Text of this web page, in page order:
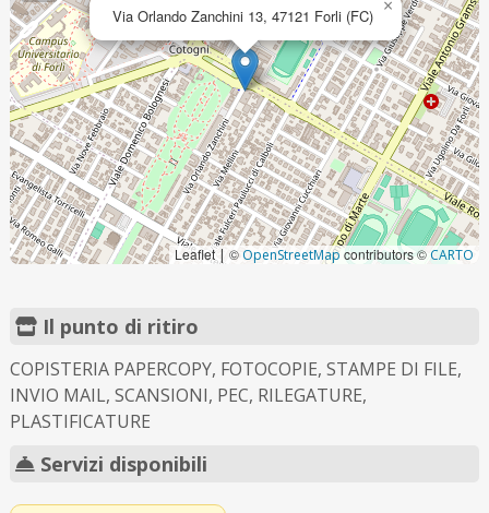
Via Orlando Zanchini 13, 47121 Forli (FC) ×
Leaflet | © OpenStreetMapcontributors ©CARTO
Il punto di ritiro
COPISTERIA PAPERCOPY, FOTOCOPIE, STAMPE DI FILE,
INVIO MAIL, SCANSIONI, PEC, RILEGATURE,
PLASTIFICATURE
Servizi disponibili